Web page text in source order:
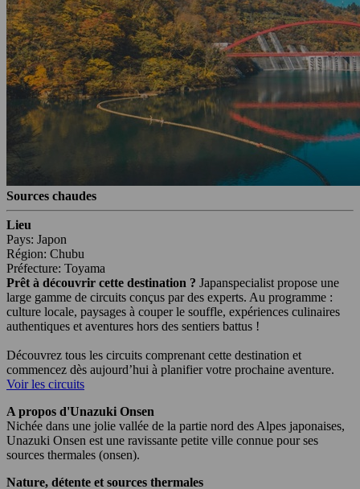
Sources chaudes
Lieu
Pays: Japon
Région: Chubu
Préfecture: Toyama
Prêt à découvrir cette destination ? Japanspecialist propose une
large gamme de circuits conçus par des experts. Au programme :
culture locale, paysages à couper le souffle, expériences culinaires
authentiques et aventures hors des sentiers battus !
Découvrez tous les circuits comprenant cette destination et
commencez dès aujourd’hui à planifier votre prochaine aventure.
Voir les circuits
A propos d'Unazuki Onsen
Nichée dans une jolie vallée de la partie nord des Alpes japonaises,
Unazuki Onsen est une ravissante petite ville connue pour ses
sources thermales (onsen).
Nature, détente et sources thermales